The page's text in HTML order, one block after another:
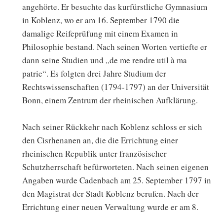
angehörte. Er besuchte das kurfürstliche Gymnasium
in Koblenz, wo er am 16. September 1790 die
damalige Reifeprüfung mit einem Examen in
Philosophie bestand. Nach seinen Worten vertiefte er
dann seine Studien und „de me rendre util à ma
patrie“. Es folgten drei Jahre Studium der
Rechtswissenschaften (1794-1797) an der Universität
Bonn, einem Zentrum der rheinischen Aufklärung.
Nach seiner Rückkehr nach Koblenz schloss er sich
den Cisrhenanen an, die die Errichtung einer
rheinischen Republik unter französischer
Schutzherrschaft befürworteten. Nach seinen eigenen
Angaben wurde Cadenbach am 25. September 1797 in
den Magistrat der Stadt Koblenz berufen. Nach der
Errichtung einer neuen Verwaltung wurde er am 8.